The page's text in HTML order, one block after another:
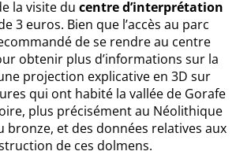
la visite du centre d’interprétation
3 euros. Bien que l’accès au parc
de se rendre au centre
obtenir plus d’informations sur la
projection explicative en 3D sur
qui ont habité la vallée de Gorafe
plus précisément au Néolithique
bronze, et des données relatives aux
de ces dolmens.